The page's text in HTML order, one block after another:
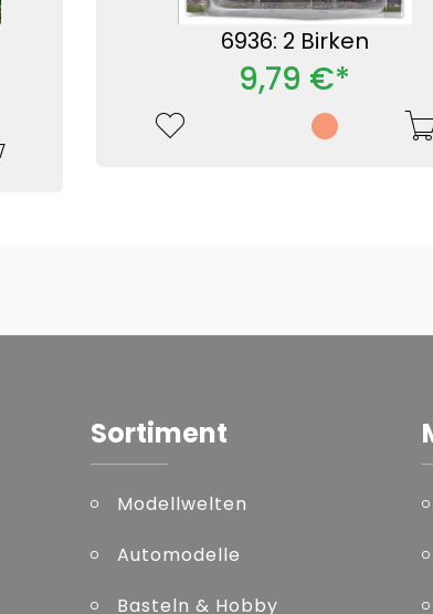
6936: 2 Birken
9,79 €*
Sortiment
Modellwelten
Automodelle
Basteln & Hobby